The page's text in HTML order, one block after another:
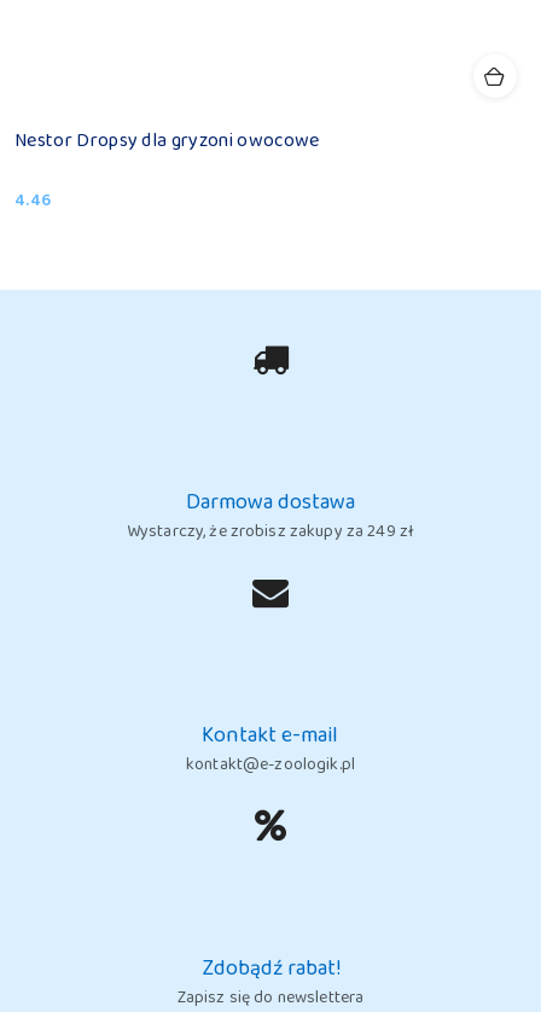
Nestor Dropsy dla gryzoni owocowe
Cena:
4.46
Darmowa dostawa
Wystarczy, że zrobisz zakupy za 249 zł
Kontakt e-mail
kontakt@e-zoologik.pl
Zdobądź rabat!
Zapisz się do newslettera